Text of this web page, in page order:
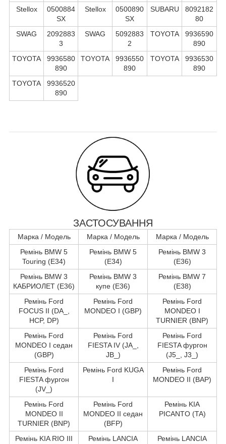
Stellox
0500884
SX
Stellox
0500890
SX
SUBARU
8092182
80
SWAG
2092883
3
SWAG
5092883
2
TOYOTA
9936590
890
TOYOTA
9936580
890
TOYOTA
9936550
890
TOYOTA
9936530
890
TOYOTA
9936520
890
ЗАСТОСУВАННЯ
Марка / Модель Марка / Модель
Марка / Модель
Ремінь BMW 5
Touring (E34)
Ремінь BMW 5
(E34)
Ремінь BMW 3
(E36)
Ремінь BMW 3
КАБРИОЛЕТ (E36)
Ремінь BMW 3
купе (E36)
Ремінь BMW 7
(E38)
Ремінь Ford
FOCUS II (DA_,
HCP, DP)
Ремінь Ford
MONDEO I (GBP)
Ремінь Ford
MONDEO I
TURNIER (BNP)
Ремінь Ford
MONDEO I седан
(GBP)
Ремінь Ford
FIESTA IV (JA_,
JB_)
Ремінь Ford
FIESTA фургон
(J5_, J3_)
Ремінь Ford
FIESTA фургон
(JV_)
Ремінь Ford KUGA
I
Ремінь Ford
MONDEO II (BAP)
Ремінь Ford
MONDEO II
TURNIER (BNP)
Ремінь Ford
MONDEO II седан
(BFP)
Ремінь KIA
PICANTO (TA)
Ремінь KIA RIO III
Ремінь LANCIA
Ремінь LANCIA